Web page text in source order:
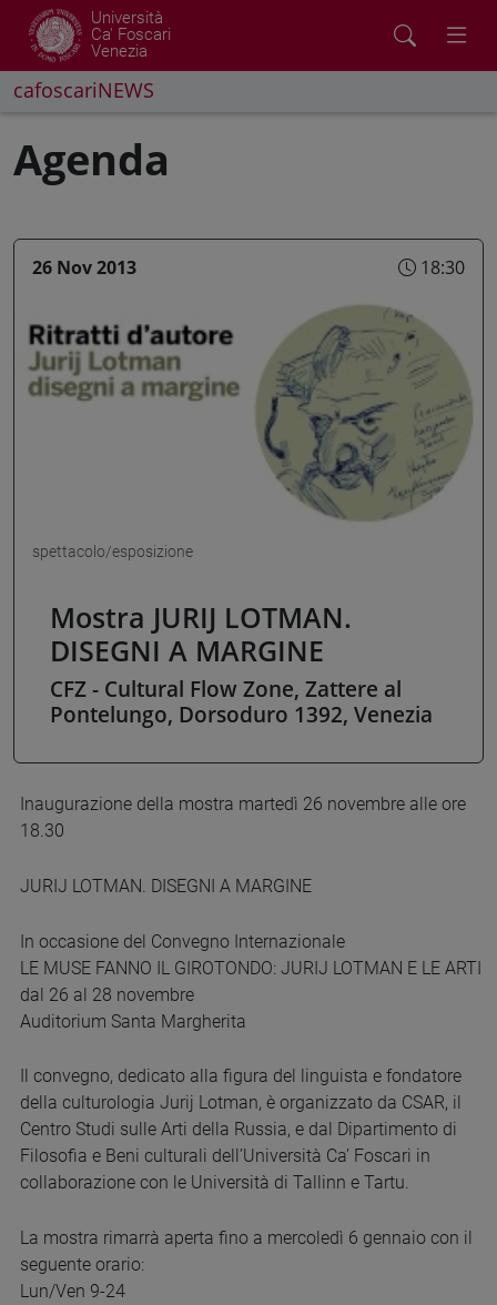
Università
Ca' Foscari
Venezia
cafoscariNEWS
Agenda
26 Nov 2013 18:30
spettacolo/esposizione
Mostra JURIJ LOTMAN.
DISEGNI A MARGINE
CFZ - Cultural Flow Zone, Zattere al
Pontelungo, Dorsoduro 1392, Venezia
Inaugurazione della mostra martedì 26 novembre alle ore
18.30
JURIJ LOTMAN. DISEGNI A MARGINE
In occasione del Convegno Internazionale
LE MUSE FANNO IL GIROTONDO: JURIJ LOTMAN E LE ARTI
dal 26 al 28 novembre
Auditorium Santa Margherita
Il convegno, dedicato alla figura del linguista e fondatore
della culturologia Jurij Lotman, è organizzato da CSAR, il
Centro Studi sulle Arti della Russia, e dal Dipartimento di
Filosofia e Beni culturali dell’Università Ca’ Foscari in
collaborazione con le Università di Tallinn e Tartu.
La mostra rimarrà aperta fino a mercoledì 6 gennaio con il
seguente orario:
Lun/Ven 9-24